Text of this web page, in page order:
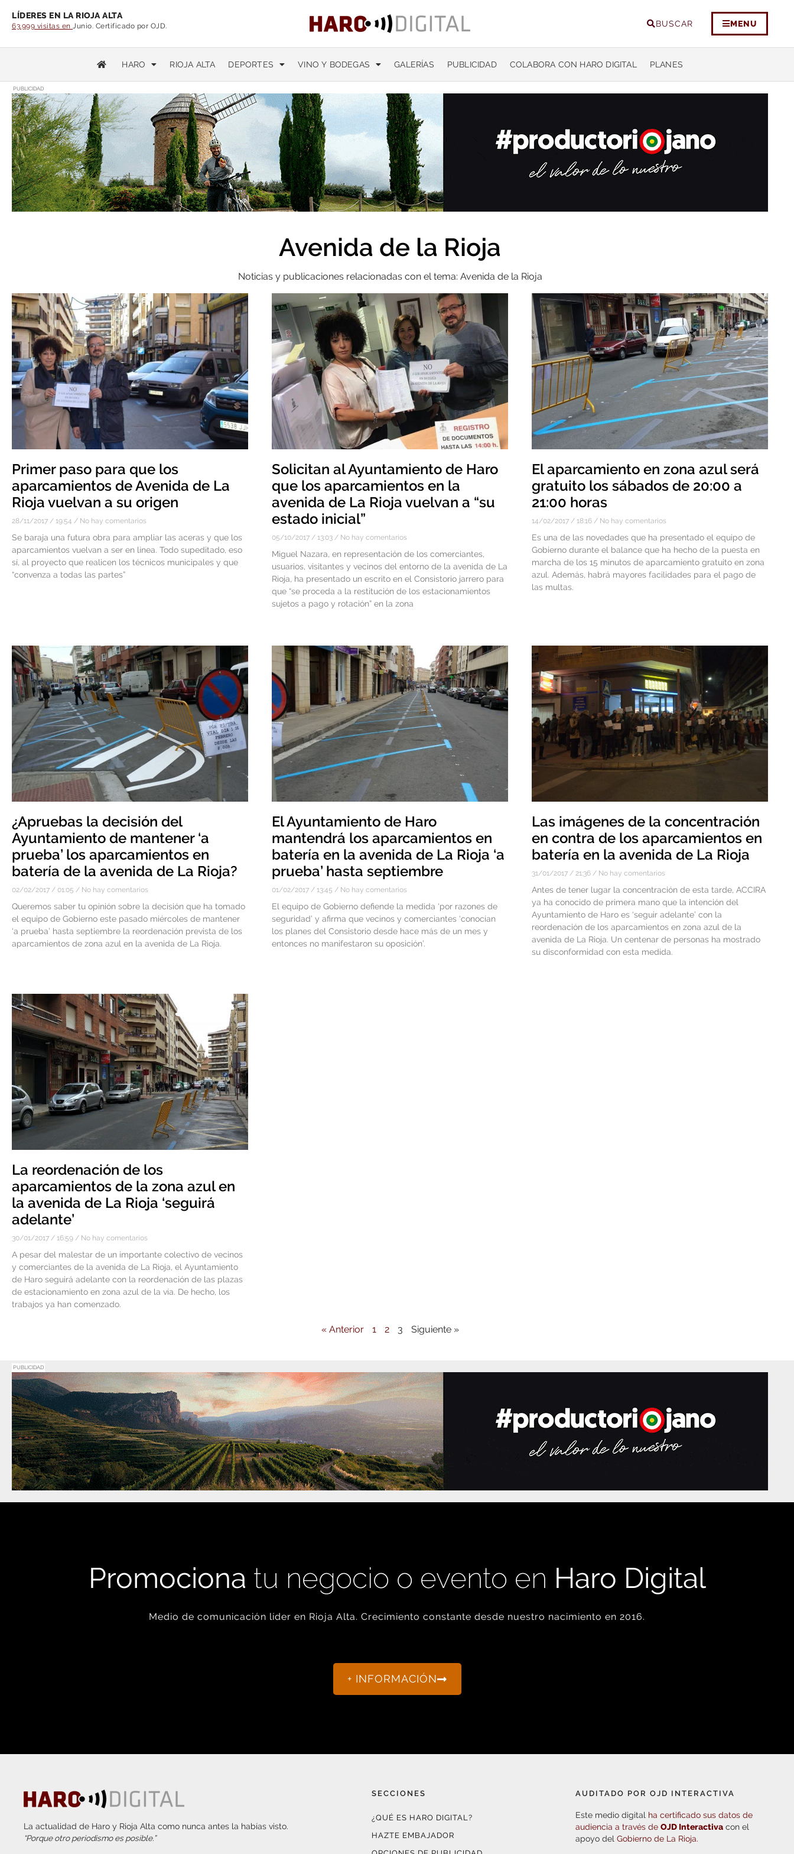
LÍDERES EN LA RIOJA ALTA
63.999 visitas en Junio. Certificado por OJD. BUSCAR MENU
HARO RIOJA ALTA DEPORTES VINO Y BODEGAS GALERÍAS PUBLICIDAD COLABORA CON HARO DIGITAL PLANES
PUBLICIDAD
Avenida de la Rioja
Noticias y publicaciones relacionadas con el tema: Avenida de la Rioja
Primer paso para que los
aparcamientos de Avenida de La
Rioja vuelvan a su origen
28/11/2017 19:54 No hay comentarios
Se baraja una futura obra para ampliar las aceras y que los
aparcamientos vuelvan a ser en línea. Todo supeditado, eso
sí, al proyecto que realicen los técnicos municipales y que
“convenza a todas las partes”
Solicitan al Ayuntamiento de Haro
que los aparcamientos en la
avenida de La Rioja vuelvan a “su
estado inicial”
05/10/2017 13:03 No hay comentarios
Miguel Nazara, en representación de los comerciantes,
usuarios, visitantes y vecinos del entorno de la avenida de La
Rioja, ha presentado un escrito en el Consistorio jarrero para
que “se proceda a la restitución de los estacionamientos
sujetos a pago y rotación” en la zona
El aparcamiento en zona azul será
gratuito los sábados de 20:00 a
21:00 horas
14/02/2017 18:16 No hay comentarios
Es una de las novedades que ha presentado el equipo de
Gobierno durante el balance que ha hecho de la puesta en
marcha de los 15 minutos de aparcamiento gratuito en zona
azul. Además, habrá mayores facilidades para el pago de
las multas.
¿Apruebas la decisión del
Ayuntamiento de mantener ‘a
prueba’ los aparcamientos en
batería de la avenida de La Rioja?
02/02/2017 01:05 No hay comentarios
Queremos saber tu opinión sobre la decisión que ha tomado
el equipo de Gobierno este pasado miércoles de mantener
‘a prueba’ hasta septiembre la reordenación prevista de los
aparcamientos de zona azul en la avenida de La Rioja.
El Ayuntamiento de Haro
mantendrá los aparcamientos en
batería en la avenida de La Rioja ‘a
prueba’ hasta septiembre
01/02/2017 13:45 No hay comentarios
El equipo de Gobierno defiende la medida ‘por razones de
seguridad’ y afirma que vecinos y comerciantes ‘conocían
los planes del Consistorio desde hace más de un mes y
entonces no manifestaron su oposición’.
Las imágenes de la concentración
en contra de los aparcamientos en
batería en la avenida de La Rioja
31/01/2017 21:36 No hay comentarios
Antes de tener lugar la concentración de esta tarde, ACCIRA
ya ha conocido de primera mano que la intención del
Ayuntamiento de Haro es ‘seguir adelante’ con la
reordenación de los aparcamientos en zona azul de la
avenida de La Rioja. Un centenar de personas ha mostrado
su disconformidad con esta medida.
La reordenación de los
aparcamientos de la zona azul en
la avenida de La Rioja ‘seguirá
adelante’
30/01/2017 16:59 No hay comentarios
A pesar del malestar de un importante colectivo de vecinos
y comerciantes de la avenida de La Rioja, el Ayuntamiento
de Haro seguirá adelante con la reordenación de las plazas
de estacionamiento en zona azul de la vía. De hecho, los
trabajos ya han comenzado.
« Anterior 1 2 3 Siguiente »
PUBLICIDAD
Promociona tu negocio o evento en Haro Digital
Medio de comunicación líder en Rioja Alta. Crecimiento constante desde nuestro nacimiento en 2016.
+ INFORMACIÓN
La actualidad de Haro y Rioja Alta como nunca antes la habías visto.
“Porque otro periodismo es posible.”
SECCIONES
¿QUÉ ES HARO DIGITAL?
HAZTE EMBAJADOR
AUDITADO POR OJD INTERACTIVA
Este medio digital ha certificado sus datos de
audiencia a través deOJD Interactiva con el
apoyo delGobierno de La Rioja.